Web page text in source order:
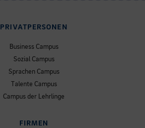
PRIVATPERSONEN
Business Campus
Sozial Campus
Sprachen Campus
Talente Campus
Campus der Lehrlinge
FIRMEN